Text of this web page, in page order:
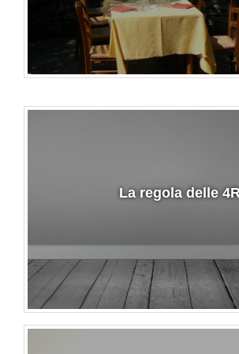
La regola delle